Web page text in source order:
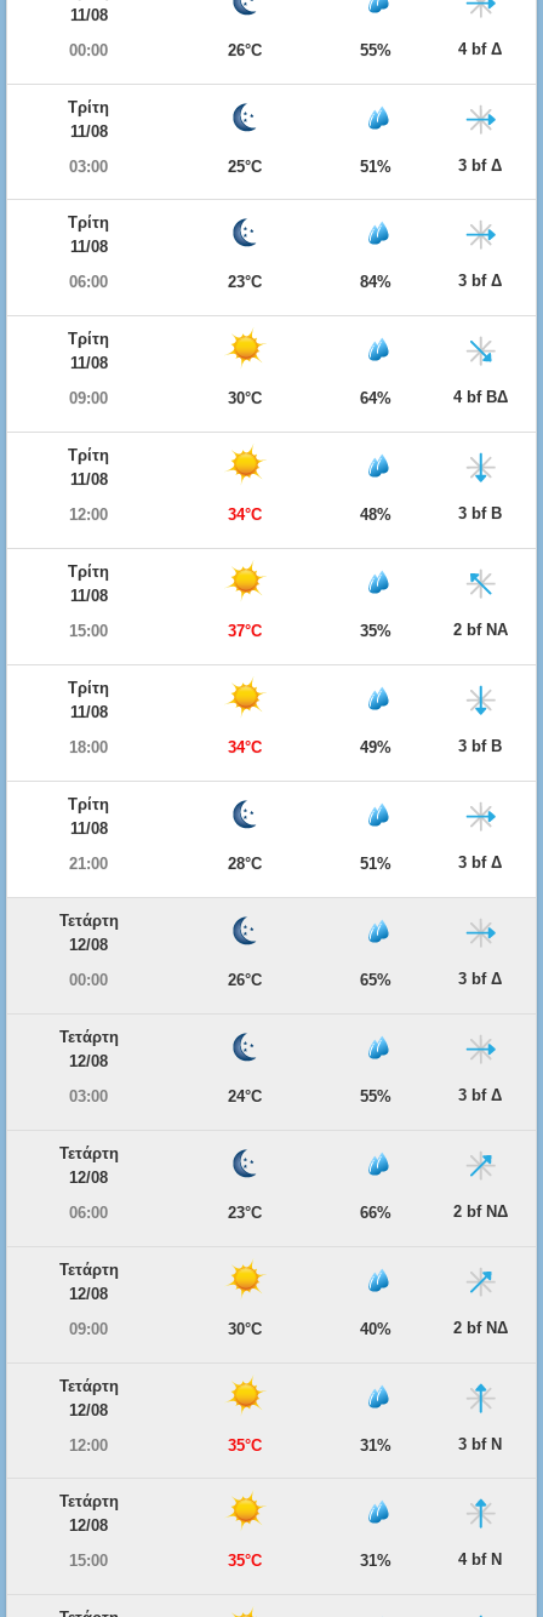
11/08
00:00
26°C 55% 4 bf Δ
Τρίτη
11/08
03:00
25°C 51% 3 bf Δ
Τρίτη
11/08
06:00
23°C 84% 3 bf Δ
Τρίτη
11/08
09:00
30°C 64% 4 bf ΒΔ
Τρίτη
11/08
12:00
34°C 48% 3 bf Β
Τρίτη
11/08
15:00
37°C 35% 2 bf ΝΑ
Τρίτη
11/08
18:00
34°C 49% 3 bf Β
Τρίτη
11/08
21:00
28°C 51% 3 bf Δ
Τετάρτη
12/08
00:00
26°C 65% 3 bf Δ
Τετάρτη
12/08
03:00
24°C 55% 3 bf Δ
Τετάρτη
12/08
06:00
23°C 66% 2 bf ΝΔ
Τετάρτη
12/08
09:00
30°C 40% 2 bf ΝΔ
Τετάρτη
12/08
12:00
35°C 31% 3 bf Ν
Τετάρτη
12/08
15:00
35°C 31% 4 bf Ν